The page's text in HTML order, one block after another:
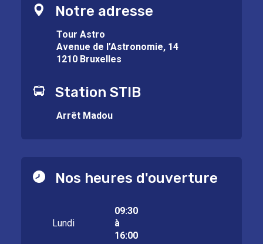
Notre adresse
Tour Astro
Avenue de l’Astronomie, 14
1210 Bruxelles
Station STIB
Arrêt Madou
Nos heures d'ouverture
Lundi
09:30
à
16:00